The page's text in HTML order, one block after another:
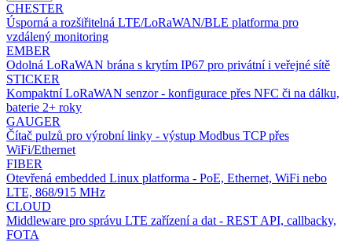
CHESTER
Úsporná a rozšiřitelná LTE/LoRaWAN/BLE platforma pro
vzdálený monitoring
EMBER
Odolná LoRaWAN brána s krytím IP67 pro privátní i veřejné sítě
STICKER
Kompaktní LoRaWAN senzor - konfigurace přes NFC či na dálku,
baterie 2+ roky
GAUGER
Čítač pulzů pro výrobní linky - výstup Modbus TCP přes
WiFi/Ethernet
FIBER
Otevřená embedded Linux platforma - PoE, Ethernet, WiFi nebo
LTE, 868/915 MHz
CLOUD
Middleware pro správu LTE zařízení a dat - REST API, callbacky,
FOTA